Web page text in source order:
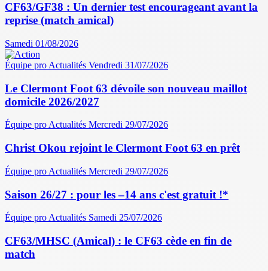
CF63/GF38 : Un dernier test encourageant avant la
reprise (match amical)
Samedi 01/08/2026
Équipe pro Actualités Vendredi 31/07/2026
Le Clermont Foot 63 dévoile son nouveau maillot
domicile 2026/2027
Équipe proActualités Mercredi 29/07/2026
Christ Okou rejoint le Clermont Foot 63 en prêt
Équipe pro Actualités Mercredi 29/07/2026
Saison 26/27 : pour les –14 ans c'est gratuit !*
Équipe pro Actualités Samedi 25/07/2026
CF63/MHSC (Amical) : le CF63 cède en fin de
match